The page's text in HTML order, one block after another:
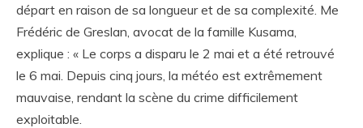
départ en raison de sa longueur et de sa complexité. Me
Frédéric de Greslan, avocat de la famille Kusama,
explique : « Le corps a disparu le 2 mai et a été retrouvé
le 6 mai. Depuis cinq jours, la météo est extrêmement
mauvaise, rendant la scène du crime difficilement
exploitable.